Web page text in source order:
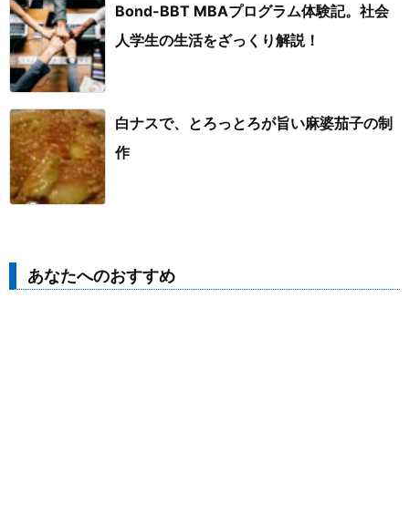
Bond-BBT MBAプログラム体験記。社会
人学生の生活をざっくり解説！
白ナスで、とろっとろが旨い麻婆茄子の制
作
あなたへのおすすめ